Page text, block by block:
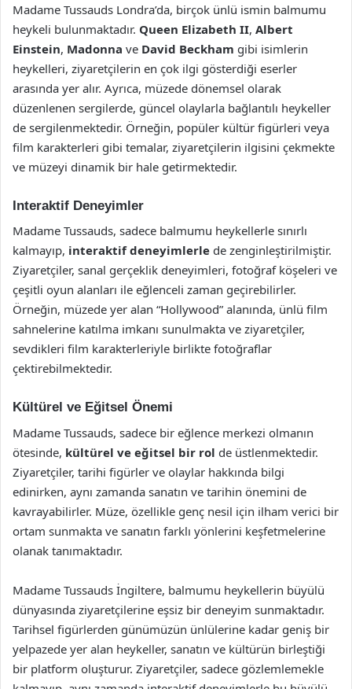
Madame Tussauds Londra’da, birçok ünlü ismin balmumu
heykeli bulunmaktadır. Queen Elizabeth II, Albert
Einstein, Madonna ve David Beckham gibi isimlerin
heykelleri, ziyaretçilerin en çok ilgi gösterdiği eserler
arasında yer alır. Ayrıca, müzede dönemsel olarak
düzenlenen sergilerde, güncel olaylarla bağlantılı heykeller
de sergilenmektedir. Örneğin, popüler kültür figürleri veya
film karakterleri gibi temalar, ziyaretçilerin ilgisini çekmekte
ve müzeyi dinamik bir hale getirmektedir.
Interaktif Deneyimler
Madame Tussauds, sadece balmumu heykellerle sınırlı
kalmayıp, interaktif deneyimlerle de zenginleştirilmiştir.
Ziyaretçiler, sanal gerçeklik deneyimleri, fotoğraf köşeleri ve
çeşitli oyun alanları ile eğlenceli zaman geçirebilirler.
Örneğin, müzede yer alan “Hollywood” alanında, ünlü film
sahnelerine katılma imkanı sunulmakta ve ziyaretçiler,
sevdikleri film karakterleriyle birlikte fotoğraflar
çektirebilmektedir.
Kültürel ve Eğitsel Önemi
Madame Tussauds, sadece bir eğlence merkezi olmanın
ötesinde, kültürel ve eğitsel bir rol de üstlenmektedir.
Ziyaretçiler, tarihi figürler ve olaylar hakkında bilgi
edinirken, aynı zamanda sanatın ve tarihin önemini de
kavrayabilirler. Müze, özellikle genç nesil için ilham verici bir
ortam sunmakta ve sanatın farklı yönlerini keşfetmelerine
olanak tanımaktadır.
Madame Tussauds İngiltere, balmumu heykellerin büyülü
dünyasında ziyaretçilerine eşsiz bir deneyim sunmaktadır.
Tarihsel figürlerden günümüzün ünlülerine kadar geniş bir
yelpazede yer alan heykeller, sanatın ve kültürün birleştiği
bir platform oluşturur. Ziyaretçiler, sadece gözlemlemekle